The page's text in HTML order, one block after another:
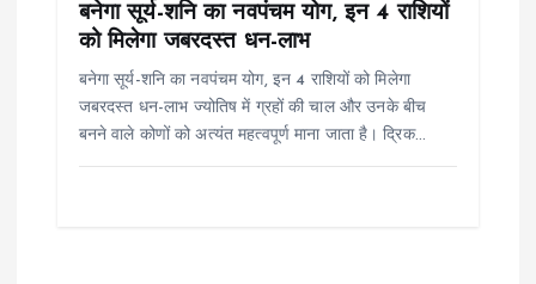
बनेगा सूर्य-शनि का नवपंचम योग, इन 4 राशियों
को मिलेगा जबरदस्त धन-लाभ
बनेगा सूर्य-शनि का नवपंचम योग, इन 4 राशियों को मिलेगा
जबरदस्त धन-लाभ ज्योतिष में ग्रहों की चाल और उनके बीच
बनने वाले कोणों को अत्यंत महत्वपूर्ण माना जाता है। द्रिक…